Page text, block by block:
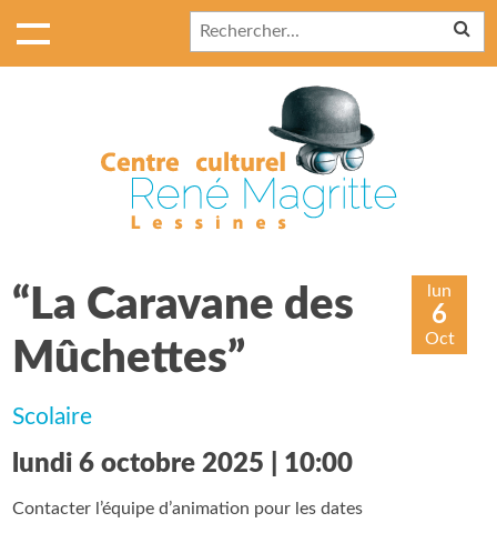
“La Caravane des
Mûchettes”
lun
6
Oct
Scolaire
lundi 6 octobre 2025 | 10:00
Contacter l’équipe d’animation pour les dates